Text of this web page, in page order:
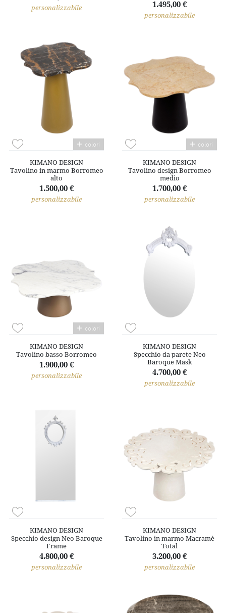
personalizzabile 1.495,00 €
personalizzabile
colori
KIMANO DESIGN
Tavolino in marmo Borromeo
alto
1.500,00 €
personalizzabile
colori
KIMANO DESIGN
Tavolino design Borromeo
medio
1.700,00 €
personalizzabile
colori
KIMANO DESIGN
Tavolino basso Borromeo
1.900,00 €
personalizzabile
KIMANO DESIGN
Specchio da parete Neo
Baroque Mask
4.700,00 €
personalizzabile
KIMANO DESIGN
Specchio design Neo Baroque
Frame
4.800,00 €
personalizzabile
KIMANO DESIGN
Tavolino in marmo Macramè
Total
3.200,00 €
personalizzabile